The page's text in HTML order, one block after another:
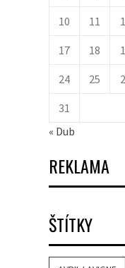
10 11
17 18
24 25
31
« Dub
REKLAMA
ŠTÍTKY